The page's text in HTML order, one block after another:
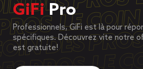
GiFiPro
Professionnels, GiFi est là pour
spécifiques. Découvrez vite notre
est gratuite!